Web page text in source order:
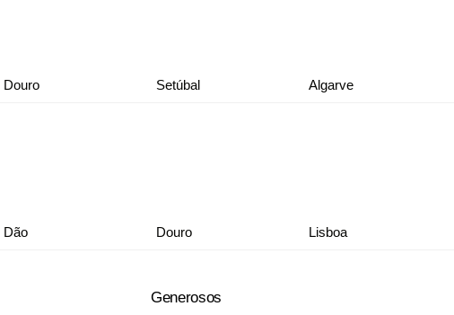
Douro Setúbal Algarve
Dão Douro Lisboa
Generosos